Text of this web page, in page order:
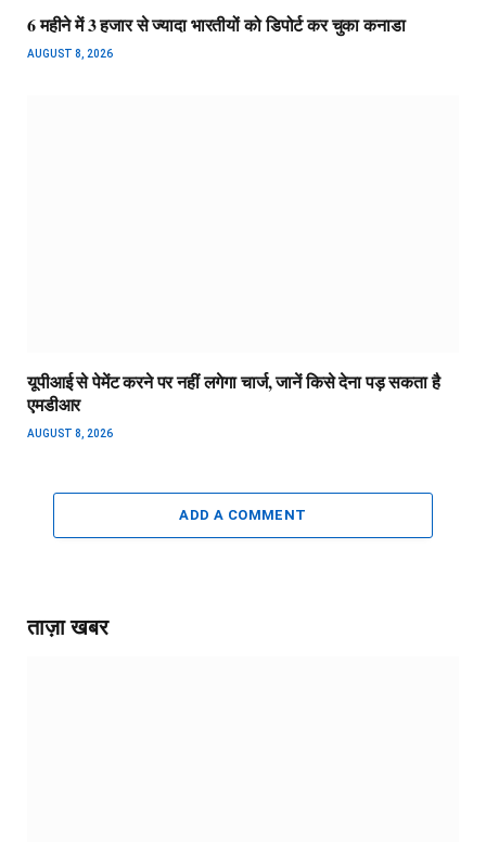
6 महीने में 3 हजार से ज्यादा भारतीयों को डिपोर्ट कर चुका कनाडा
AUGUST 8, 2026
यूपीआई से पेमेंट करने पर नहीं लगेगा चार्ज, जानें किसे देना पड़ सकता है
एमडीआर
AUGUST 8, 2026
ADD A COMMENT
ताज़ा खबर